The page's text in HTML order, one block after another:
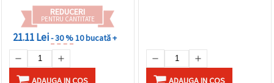
REDUCERI
PENTRU CANTITATE
21.11 Lei- 30 %10 bucată +
ADAUGA IN COS ADAUGA IN COS